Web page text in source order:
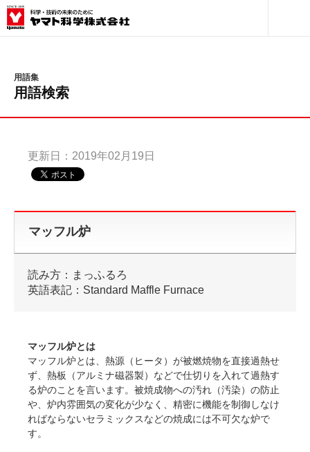
サイト内検索
検索キーワード入力
用語集
用語検索
更新日：2019年02月19日
マッフル炉
読み方：まっふるろ
英語表記：Standard Maffle Furnace
マッフル炉とは
マッフル炉とは、熱源（ヒータ）が被燃焼物を直接過熱せ
ず、熱板（アルミナ磁器製）などで仕切りを入れて過熱す
る炉のことを言います。被焼成物への汚れ（汚染）の防止
や、炉内雰囲気の変化が少なく、精密に機能を制御しなけ
ればならないセラミックスなどの焼成には不可欠な炉で
す。